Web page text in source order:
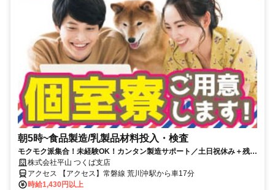
朝5時~食品製造/乳製品材料投入・検査
モクモク派集合！未経験OK！カンタン製造サポート／土日祝休み＋残業
少なめ【年休128日】／高時給1430円【月収25万円以上可能】／＜赴任
旅費＆引越費用は当社負担＞家具家電付きの住み込み寮あり
株式会社平山 つくば支店
アクセス 【アクセス】常磐線 荒川沖駅から車17分
時給1,430円以上